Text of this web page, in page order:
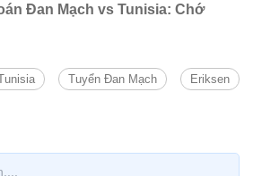
Đan Mạch vs Tunisia: Chớ
Tuyển Đan Mạch Eriksen